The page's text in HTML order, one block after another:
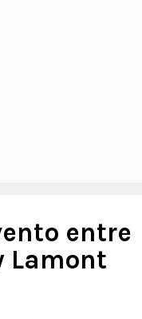
entre
Lamont